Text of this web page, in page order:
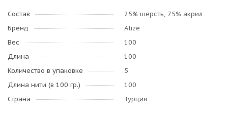
Состав
25% шерсть, 75% акрил
Бренд
Alize
Вес
100
Длина
100
Количество в упаковке
5
Длина нити (в 100 гр.)
100
Страна
Турция